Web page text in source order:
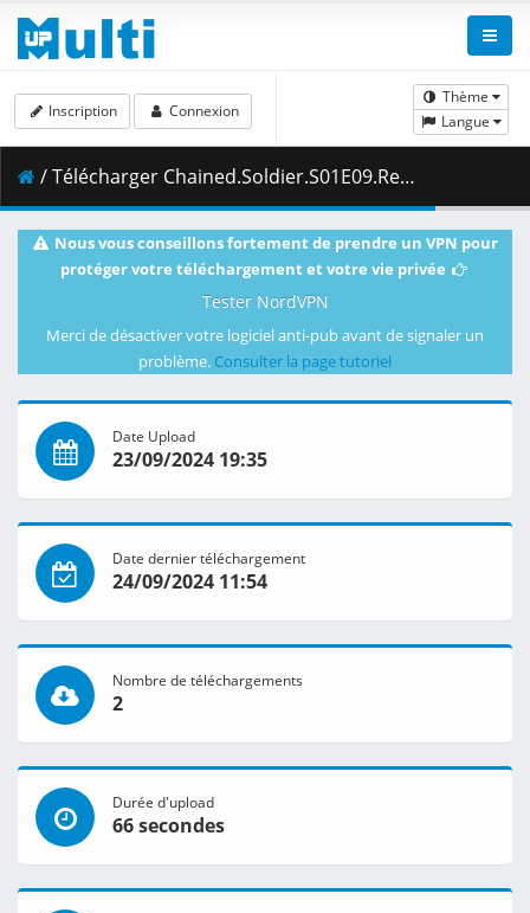
Thème
Langue
Inscription Connexion
/ Télécharger Chained.Soldier.S01E09.Reunion.Coco.Lick.1080p.AMZN.WEB-DL.DDP2.0.H.264.DUAL-VARYG.mkv.001 ( 483.24 MB )
Nous vous conseillons fortement de prendre un VPN pour
protéger votre téléchargement et votre vie privée
Tester NordVPN
Merci de désactiver votre logiciel anti-pub avant de signaler un
problème. Consulter la page tutoriel
Date Upload
23/09/2024 19:35
Date dernier téléchargement
24/09/2024 11:54
Nombre de téléchargements
2
Durée d'upload
66 secondes